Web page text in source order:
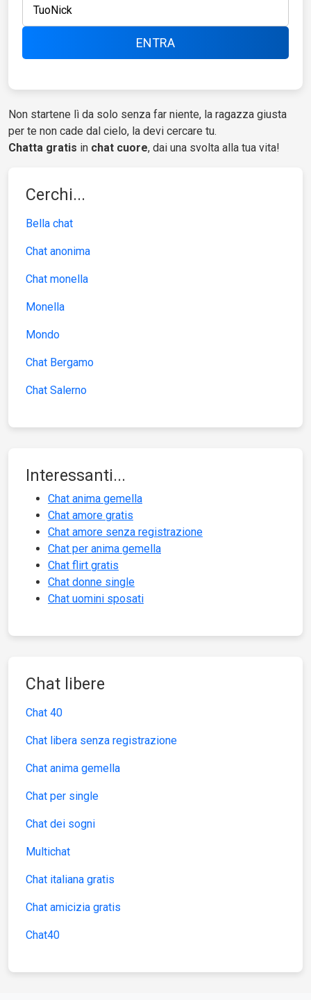
Non startene lì da solo senza far niente, la ragazza giusta
per te non cade dal cielo, la devi cercare tu.
Chatta gratis in chat cuore, dai una svolta alla tua vita!
Cerchi...
Bella chat
Chat anonima
Chat monella
Monella
Mondo
Chat Bergamo
Chat Salerno
Interessanti...
Chat anima gemella
Chat amore gratis
Chat amore senza registrazione
Chat per anima gemella
Chat flirt gratis
Chat donne single
Chat uomini sposati
Chat libere
Chat 40
Chat libera senza registrazione
Chat anima gemella
Chat per single
Chat dei sogni
Multichat
Chat italiana gratis
Chat amicizia gratis
Chat40